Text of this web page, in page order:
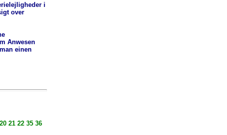
i
over
Anwesen
einen
21 22 35 36